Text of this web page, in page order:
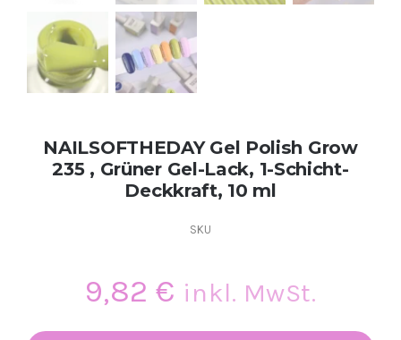
NAILSOFTHEDAY Gel Polish Grow
235 , Grüner Gel-Lack, 1-Schicht-
Deckkraft, 10 ml
SKU
9,82€ inkl. MwSt.